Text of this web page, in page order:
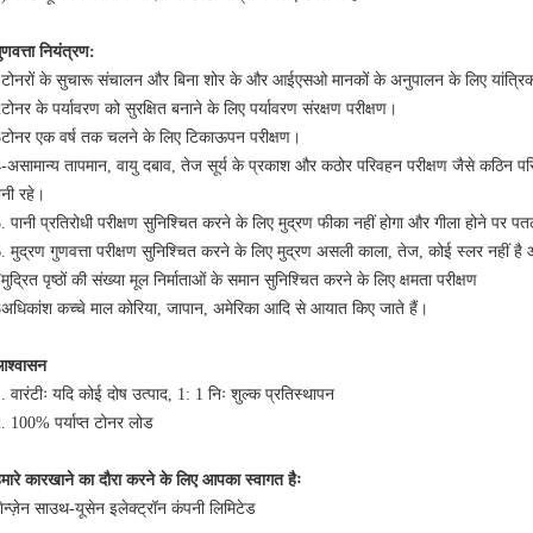
नियंत्रण:
के सुचारू संचालन और बिना शोर के और आईएसओ मानकों के अनुपालन के लिए यांत्रिक
के पर्यावरण को सुरक्षित बनाने के लिए पर्यावरण संरक्षण परीक्षण।
एक वर्ष तक चलने के लिए टिकाऊपन परीक्षण।
असामान्य तापमान, वायु दबाव, तेज सूर्य के प्रकाश और कठोर परिवहन परीक्षण जैसे कठिन
रहे।
पानी प्रतिरोधी परीक्षण सुनिश्चित करने के लिए मुद्रण फीका नहीं होगा और गीला होने पर
मुद्रण गुणवत्ता परीक्षण सुनिश्चित करने के लिए मुद्रण असली काला, तेज, कोई स्लर नहीं है
पृष्ठों की संख्या मूल निर्माताओं के समान सुनिश्चित करने के लिए क्षमता परीक्षण
कच्चे माल कोरिया, जापान, अमेरिका आदि से आयात किए जाते हैं।
वारंटीः यदि कोई दोष उत्पाद, 1: 1 निः शुल्क प्रतिस्थापन
100% पर्याप्त टोनर लोड
कारखाने का दौरा करने के लिए आपका स्वागत हैः
साउथ-यूसेन इलेक्ट्रॉन कंपनी लिमिटेड